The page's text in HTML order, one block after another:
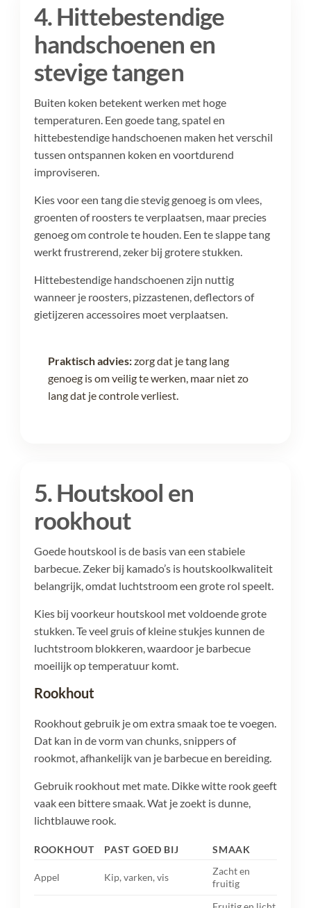
4. Hittebestendige
handschoenen en
stevige tangen
Buiten koken betekent werken met hoge
temperaturen. Een goede tang, spatel en
hittebestendige handschoenen maken het verschil
tussen ontspannen koken en voortdurend
improviseren.
Kies voor een tang die stevig genoeg is om vlees,
groenten of roosters te verplaatsen, maar precies
genoeg om controle te houden. Een te slappe tang
werkt frustrerend, zeker bij grotere stukken.
Hittebestendige handschoenen zijn nuttig
wanneer je roosters, pizzastenen, deflectors of
gietijzeren accessoires moet verplaatsen.
Praktisch advies:zorg dat je tang lang
genoeg is om veilig te werken, maar niet zo
lang dat je controle verliest.
5. Houtskool en
rookhout
Goede houtskool is de basis van een stabiele
barbecue. Zeker bij kamado’s is houtskoolkwaliteit
belangrijk, omdat luchtstroom een grote rol speelt.
Kies bij voorkeur houtskool met voldoende grote
stukken. Te veel gruis of kleine stukjes kunnen de
luchtstroom blokkeren, waardoor je barbecue
moeilijk op temperatuur komt.
Rookhout
Rookhout gebruik je om extra smaak toe te voegen.
Dat kan in de vorm van chunks, snippers of
rookmot, afhankelijk van je barbecue en bereiding.
Gebruik rookhout met mate. Dikke witte rook geeft
vaak een bittere smaak. Wat je zoekt is dunne,
lichtblauwe rook.
ROOKHOUT PAST GOED BIJ SMAAK
Appel Kip, varken, vis
Zacht en
fruitig